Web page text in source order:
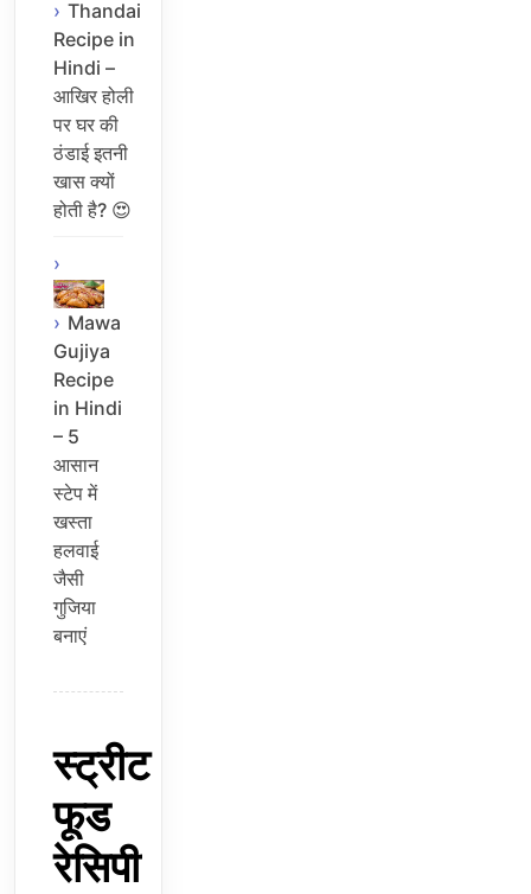
Thandai
Recipe in
Hindi –
आखिर होली
पर घर की
ठंडाई इतनी
खास क्यों
होती है? 😍
Mawa
Gujiya
Recipe
in Hindi
– 5
आसान
स्टेप में
खस्ता
हलवाई
जैसी
गुजिया
बनाएं
स्ट्रीट
फूड
रेसिपी